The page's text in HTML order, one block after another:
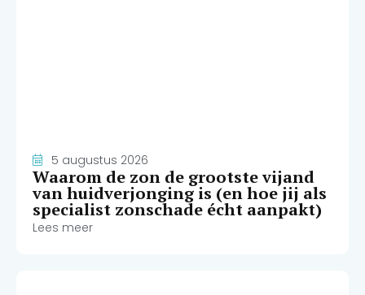
5 augustus 2026
Waarom de zon de grootste vijand
van huidverjonging is (en hoe jij als
specialist zonschade écht aanpakt)
Lees meer